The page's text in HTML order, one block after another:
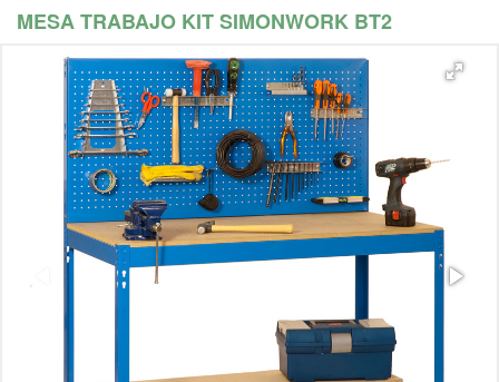
MESA TRABAJO KIT SIMONWORK BT2